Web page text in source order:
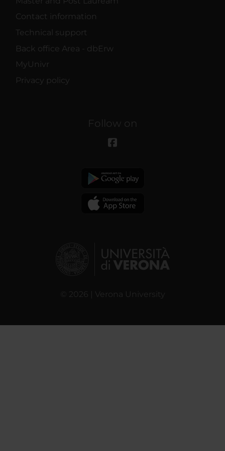
Contact information
Technical support
Back office Area - dbErw
MyUnivr
Privacy policy
Follow on
© 2026 | Verona University